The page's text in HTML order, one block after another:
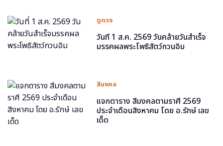
ดูดวง
วันที่ 1 ส.ค. 2569 วันคล้ายวันสำเร็จ
มรรคผลพระโพธิสัตว์กวนอิม
สีมงคล
แจกตาราง สีมงคลตามราศี 2569
ประจำเดือนสิงหาคม โดย อ.รักษ์ เลข
เด็ด